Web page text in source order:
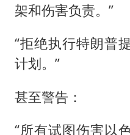
架和伤害负责。”
“拒绝执行特朗普
计划。”
甚至警告：
“所有试图伤害以